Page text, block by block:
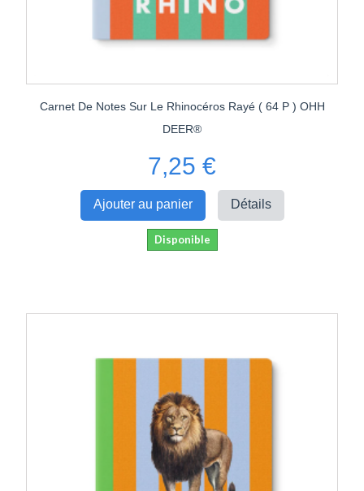
Carnet De Notes Sur Le Rhinocéros Rayé ( 64 P ) OHH
DEER®
7,25 €
Ajouter au panier Détails
Disponible